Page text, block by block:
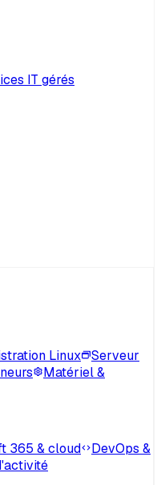
IT gérés
Linux
Serveur
Matériel &
365 & cloud
DevOps &